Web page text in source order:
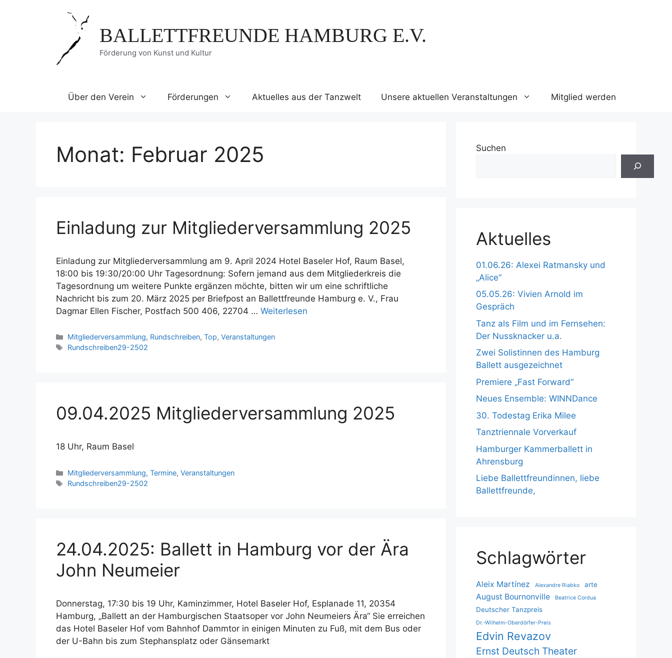
BALLETTFREUNDE HAMBURG E.V.
Förderung von Kunst und Kultur
Über den Verein Förderungen Aktuelles aus der Tanzwelt Unsere aktuellen Veranstaltungen Mitglied werden
Monat: Februar 2025
Einladung zur Mitgliederversammlung 2025
Einladung zur Mitgliederversammlung am 9. April 2024 Hotel Baseler Hof, Raum Basel,
18:00 bis 19:30/20:00 Uhr Tagesordnung: Sofern jemand aus dem Mitgliederkreis die
Tagesordnung um weitere Punkte ergänzen möchte, bitten wir um eine schriftliche
Nachricht bis zum 20. März 2025 per Briefpost an Ballettfreunde Hamburg e. V., Frau
Dagmar Ellen Fischer, Postfach 500 406, 22704 … Weiterlesen
Kategorien
Mitgliederversammlung, Rundschreiben,Top,Veranstaltungen
Schlagwörter
Rundschreiben29-2502
09.04.2025 Mitgliederversammlung 2025
18 Uhr, Raum Basel
Kategorien
Mitgliederversammlung,Termine,Veranstaltungen
Schlagwörter
Rundschreiben29-2502
24.04.2025: Ballett in Hamburg vor der Ära
John Neumeier
Donnerstag, 17:30 bis 19 Uhr, Kaminzimmer, Hotel Baseler Hof, Esplanade 11, 20354
Hamburg, „Ballett an der Hamburgischen Staatsoper vor John Neumeiers Ära“ Sie erreichen
das Hotel Baseler Hof vom Bahnhof Dammtor in einigen Minuten zu Fuß, mit dem Bus oder
der U-Bahn bis zum Stephansplatz oder Gänsemarkt
Suchen
Aktuelles
01.06.26: Alexei Ratmansky und
„Alice“
05.05.26: Vivien Arnold im
Gespräch
Tanz als Film und im Fernsehen:
Der Nussknacker u.a.
Zwei Solistinnen des Hamburg
Ballett ausgezeichnet
Premiere „Fast Forward“
Neues Ensemble: WINNDance
30. Todestag Erika Milee
Tanztriennale Vorverkauf
Hamburger Kammerballett in
Ahrensburg
Liebe Ballettfreundinnen, liebe
Ballettfreunde,
Schlagwörter
Aleix Martínez Alexandre Riabko arte
August Bournonville Beatrice Cordua
Deutscher Tanzpreis
Dr.-Wilhelm-Oberdörfer-Preis
Edvin Revazov
Ernst Deutsch Theater